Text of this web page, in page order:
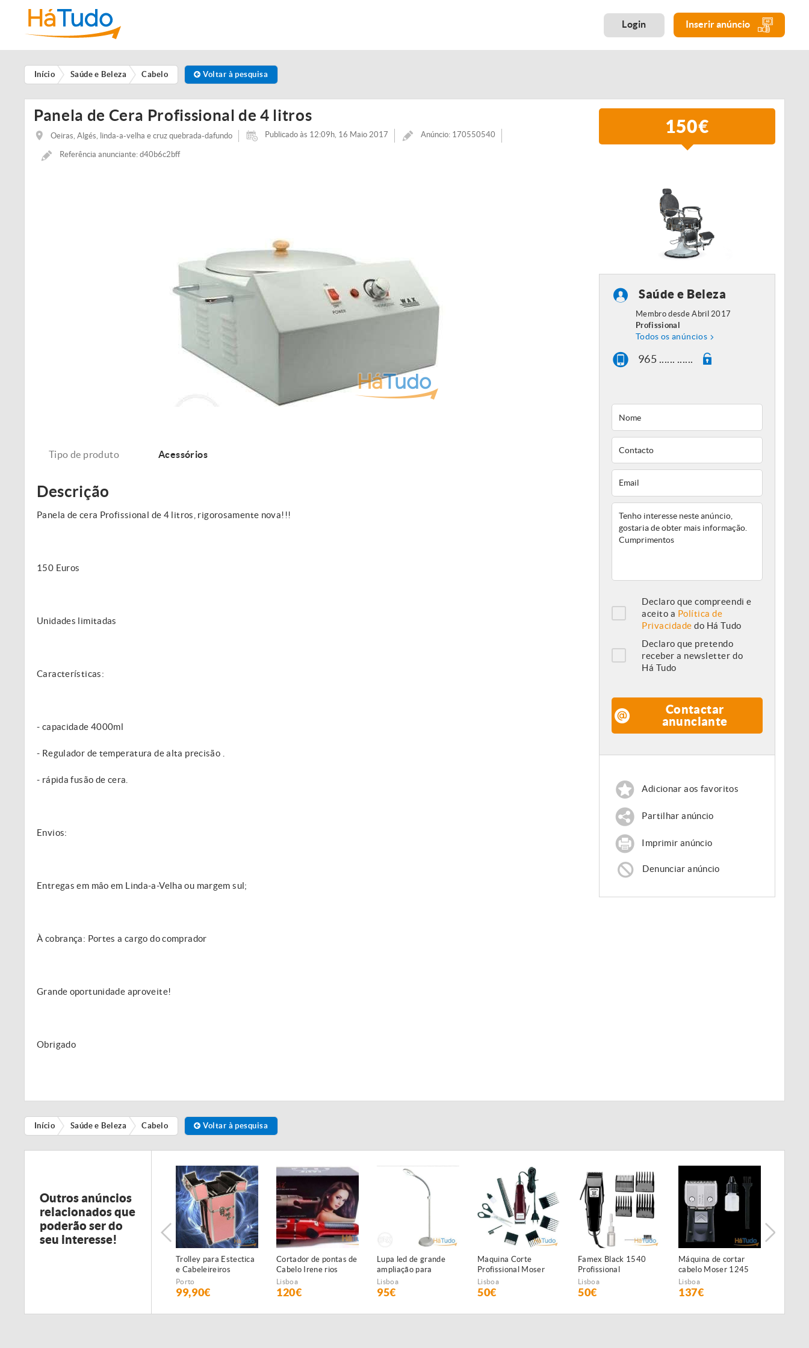
Login Inserir anúncio
Início Saúde e Beleza Cabelo Voltar à pesquisa
Panela de Cera Profissional de 4 litros
Oeiras, Algés, linda-a-velha e cruz quebrada-dafundo Publicado às 12:09h, 16 Maio 2017 Anúncio: 170550540
Referência anunciante: d40b6c2bff
150€
Tipo de produto Acessórios
Descrição
Panela de cera Profissional de 4 litros, rigorosamente nova!!!
150 Euros
Unidades limitadas
Características:
- capacidade 4000ml
- Regulador de temperatura de alta precisão .
- rápida fusão de cera.
Envios:
Entregas em mâo em Linda-a-Velha ou margem sul;
À cobrança: Portes a cargo do comprador
Grande oportunidade aproveite!
Obrigado
Saúde e Beleza
Membro desde Abril 2017
Profissional
Todos os anúncios
965 ...... ......
Declaro que compreendi e
aceito a Política de
Privacidade do Há Tudo
Declaro que pretendo
receber a newsletter do
Há Tudo
Contactar
anunciante
Adicionar aos favoritos
Partilhar anúncio
Imprimir anúncio
Denunciar anúncio
Início Saúde e Beleza Cabelo Voltar à pesquisa
Outros anúncios
relacionados que
poderão ser do
seu interesse!
Trolley para Estectica
e Cabeleireiros
Porto
99,90€
Cortador de pontas de
Cabelo Irene rios
NOVAS
Lisboa
120€
Lupa led de grande
ampliação para
estética NOVA
Lisboa
95€
Maquina Corte
Profissional Moser
1400 NOVA
Lisboa
50€
Famex Black 1540
Profissional
Lisboa
50€
Máquina de cortar
cabelo Moser 1245
Class 45 NOVA
Lisboa
137€